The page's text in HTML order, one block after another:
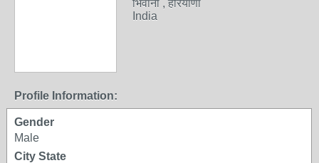
भिवानी , हरियाणा
India
Profile Information:
Gender
Male
City State